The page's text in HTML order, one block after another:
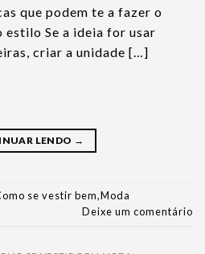
que podem te a fazer o
Se a ideia for usar
criar a unidade […]
LENDO →
se vestir bem,Moda
Deixe um comentário